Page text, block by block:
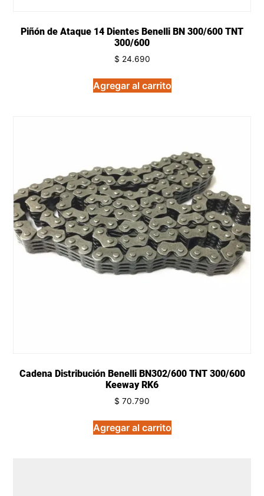
Piñón de Ataque 14 Dientes Benelli BN 300/600 TNT
300/600
$ 24.690
Agregar al carrito
Cadena Distribución Benelli BN302/600 TNT 300/600
Keeway RK6
$ 70.790
Agregar al carrito